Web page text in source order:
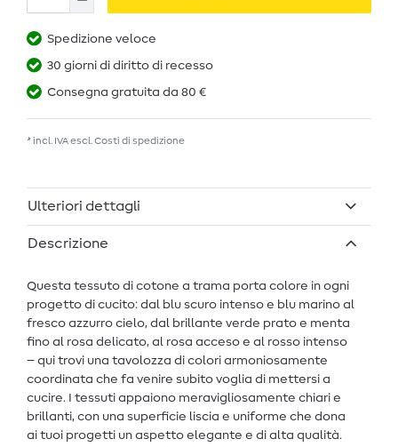
Spedizione veloce
30 giorni di diritto di recesso
Consegna gratuita da 80 €
* incl. IVA escl. Costi di spedizione
Ulteriori dettagli
Descrizione
Questa tessuto di cotone a trama porta colore in ogni
progetto di cucito: dal blu scuro intenso e blu marino al
fresco azzurro cielo, dal brillante verde prato e menta
fino al rosa delicato, al rosa acceso e al rosso intenso
– qui trovi una tavolozza di colori armoniosamente
coordinata che fa venire subito voglia di mettersi a
cucire. I tessuti appaiono meravigliosamente chiari e
brillanti, con una superficie liscia e uniforme che dona
ai tuoi progetti un aspetto elegante e di alta qualità.